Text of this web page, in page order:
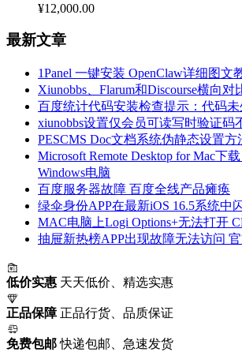
¥12,000.00
最新文章
1Panel 一键安装 OpenClaw详细图文
Xiunobbs、Flarum和Discourse横向对
百度统计代码安装检查提示：代码未
xiunobbs设置仅会员可读写时验证码
PESCMS Doc文档系统伪静态设置方
Microsoft Remote Desktop for Mac下
Windows电脑
百度服务器故障 百度全线产品瘫痪
绿伞身份APP在最新iOS 16.5系统中
MAC电脑上Logi Options+无法打开
抽屉新热榜APP出现故障无法访问
低价实惠 天天低价、精选实惠
正品保障 正品行货、品质保证
免费包邮 快递包邮、急速发货